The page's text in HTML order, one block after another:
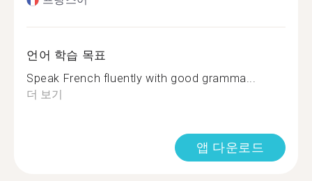
언어 학습 목표
Speak French fluently with good gramma...
더 보기
앱 다운로드